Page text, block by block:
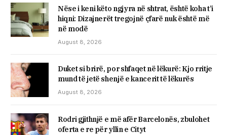
Nëse i keni këto ngjyra në shtrat, është koha t’i
hiqni: Dizajnerët tregojnë çfarë nuk është më
në modë
August 8, 2026
Duket si brirë, por shfaqet në lëkurë: Kjo rritje
mund të jetë shenjë e kancerit të lëkurës
August 8, 2026
Rodri gjithnjë e më afër Barcelonës, zbulohet
oferta e re për yllin e Cityt